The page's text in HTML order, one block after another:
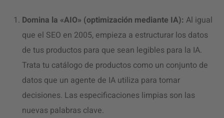
Domina la «AIO» (optimización mediante IA): Al igual
que el SEO en 2005, empieza a estructurar los datos
de tus productos para que sean legibles para la IA.
Trata tu catálogo de productos como un conjunto de
datos que un agente de IA utiliza para tomar
decisiones. Las especificaciones limpias son las
nuevas palabras clave.